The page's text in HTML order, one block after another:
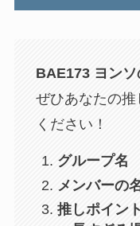
BAE173 ヨンソ
ぜひあなたの
ください！
グループ名
メンバーの
推しポイン